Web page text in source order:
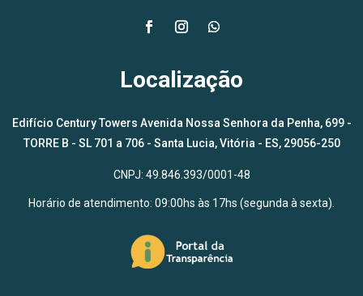
Localização
Edifício Century Towers Avenida Nossa Senhora da Penha, 699 -
TORRE B - SL 701 a 706 - Santa Lucia, Vitória - ES, 29056-250
CNPJ: 49.846.393/0001-48
Horário de atendimento: 09:00hs às 17hs (segunda à sexta).